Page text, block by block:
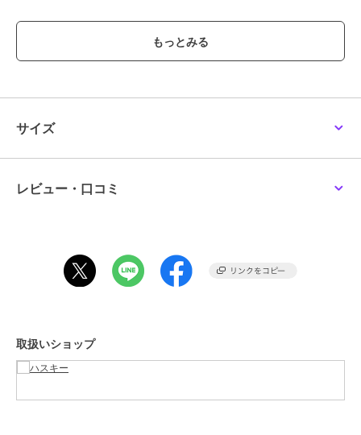
【デザイン・履き心地】
甲が露出するデザインなのでカジュアルなコーディネートにもピッタ
リ。
すいのもポイント。
フレアスカートなどフェミニンなアイテムとの組み合わせもおすすめ
【サイズに関して】
※サイズ感には個人差がある為、ご参考程度にお考え下さい。
ブランド ハスキー
サイズ
レビュー・口コミ
取扱いショップ